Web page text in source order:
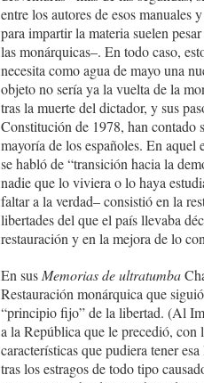
entre los autores de esos manuales
para impartir la materia suelen
las monárquicas–. En todo caso,
necesita como agua de mayo una
objeto no sería ya la vuelta de la
tras la muerte del dictador, y sus
Constitución de 1978, han contado
mayoría de los españoles. En aquel
se habló de “transición hacia la
nadie que lo viviera o lo haya
faltar a la verdad– consistió en la
libertades del que el país llevaba
restauración y en la mejora de lo
En sus Memorias de ultratumba
Restauración monárquica que
“principio fijo” de la libertad. (Al
a la República que le precedió, con
características que pudiera tener
tras los estragos de todo tipo